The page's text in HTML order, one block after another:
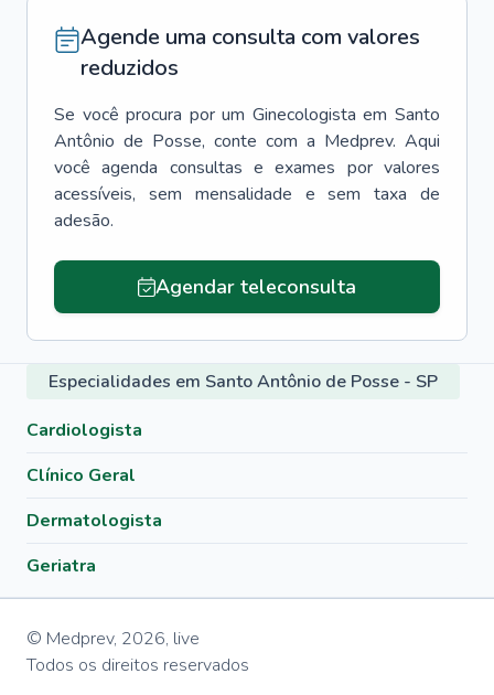
Agende uma consulta com valores
reduzidos
Se você procura por um Ginecologista em Santo
Antônio de Posse, conte com a Medprev. Aqui
você agenda consultas e exames por valores
acessíveis, sem mensalidade e sem taxa de
adesão.
Agendar teleconsulta
Especialidades em Santo Antônio de Posse - SP
Cardiologista
Clínico Geral
Dermatologista
Geriatra
© Medprev, 2026, live
Todos os direitos reservados